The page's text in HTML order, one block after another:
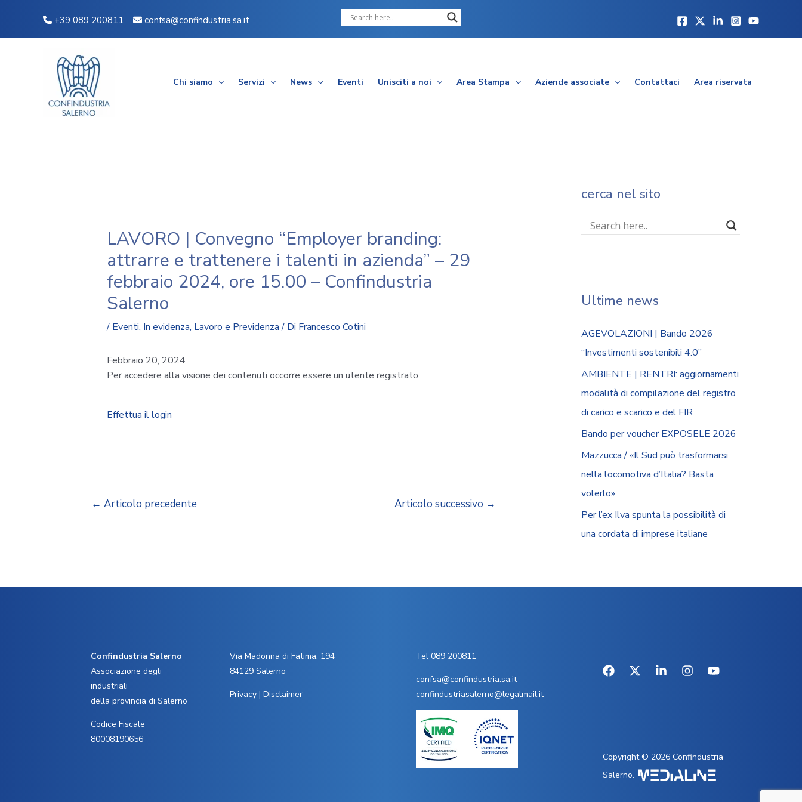
contenuto
+39 089 200811 confsa@confindustria.sa.it
Chi siamo Servizi News Eventi Unisciti a noi Area Stampa Aziende associate Contattaci Area riservata
LAVORO | Convegno “Employer branding:
attrarre e trattenere i talenti in azienda” – 29
febbraio 2024, ore 15.00 – Confindustria
Salerno
/ Eventi, In evidenza, Lavoro e Previdenza/ Di Francesco Cotini
Febbraio 20, 2024
Per accedere alla visione dei contenuti occorre essere un utente registrato
Effettua il login
articoli
← Articolo precedente Articolo successivo →
cerca nel sito
Ultime news
AGEVOLAZIONI | Bando 2026
“Investimenti sostenibili 4.0”
AMBIENTE | RENTRI: aggiornamenti
modalità di compilazione del registro
di carico e scarico e del FIR
Bando per voucher EXPOSELE 2026
Mazzucca / «Il Sud può trasformarsi
nella locomotiva d’Italia? Basta
volerlo»
Per l’ex Ilva spunta la possibilità di
una cordata di imprese italiane
Confindustria Salerno
Associazione degli
industriali
della provincia di Salerno
Codice Fiscale
80008190656
Via Madonna di Fatima, 194
84129 Salerno
Privacy| Disclaimer
Tel 089 200811
confsa@confindustria.sa.it
confindustriasalerno@legalmail.it
Copyright © 2026 Confindustria
Salerno.